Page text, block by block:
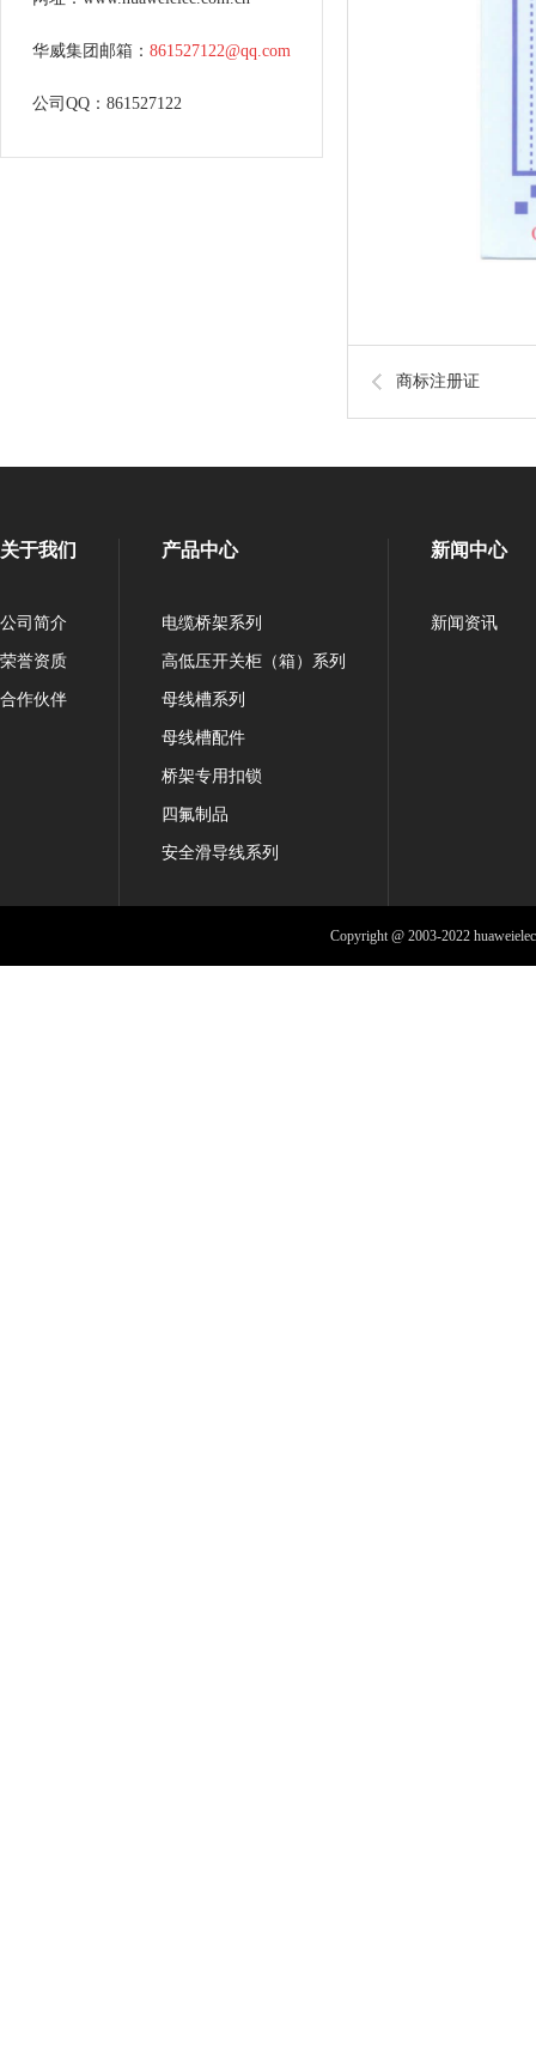
华威集团邮箱： 861527122@qq.com
公司QQ：861527122
商标注册证
关于我们
公司简介
荣誉资质
合作伙伴
产品中心
电缆桥架系列
高低压开关柜（箱）系列
母线槽系列
母线槽配件
桥架专用扣锁
四氟制品
安全滑导线系列
新闻中心
新闻资讯
Copyright @ 2003-2022